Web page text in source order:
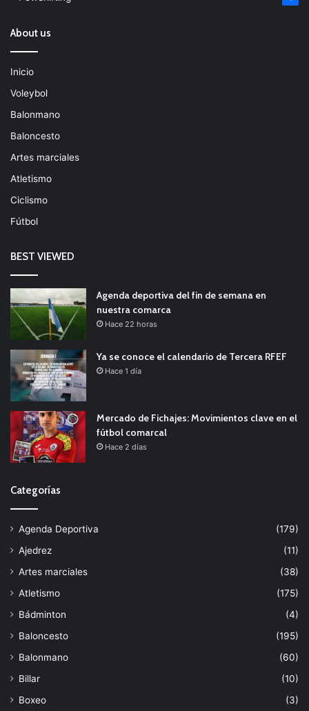
About us
Inicio
Voleybol
Balonmano
Baloncesto
Artes marciales
Atletismo
Ciclismo
Fútbol
BEST VIEWED
Agenda deportiva del fin de semana en
nuestra comarca
Hace 22 horas
Ya se conoce el calendario de Tercera RFEF
Hace 1 día
Mercado de Fichajes: Movimientos clave en el
fútbol comarcal
Hace 2 días
Categorías
Agenda Deportiva
(179)
Ajedrez
(11)
Artes marciales
(38)
Atletismo
(175)
Bádminton
(4)
Baloncesto
(195)
Balonmano
(60)
Billar
(10)
Boxeo
(3)